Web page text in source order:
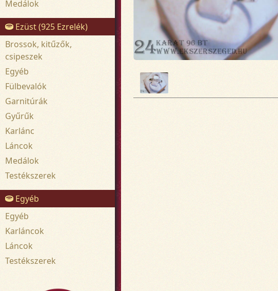
Medálok
Ezüst (925 Ezrelék)
Brossok, kitűzők,
csipeszek
Egyéb
Fülbevalók
Garnitúrák
Gyűrűk
Karlánc
Láncok
Medálok
Testékszerek
Egyéb
Egyéb
Karláncok
Láncok
Testékszerek